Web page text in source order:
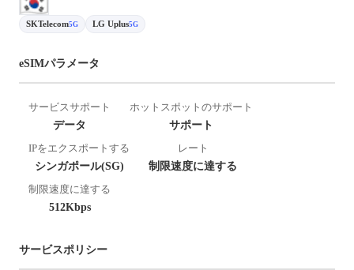
SKTelecom5G LG Uplus5G
eSIMパラメータ
サービスサポート
データ
ホットスポットのサポート
サポート
IPをエクスポートする
シンガポール(SG)
レート
制限速度に達する
制限速度に達する
512Kbps
サービスポリシー